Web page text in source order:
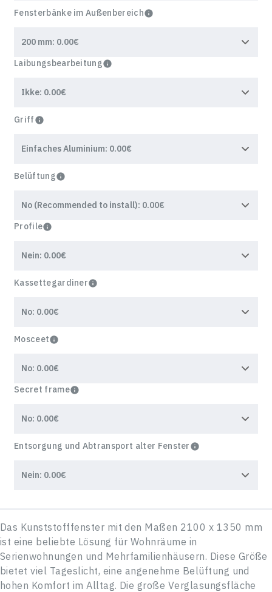
ANMELDEN
E-mail
NEUES PASSWORT
E-mail
Fensterbänke im Außenbereich
Laibungsbearbeitung
Griff
Belüftung
Profile
Kassettegardiner
Mosceet
Secret frame
Entsorgung und Abtransport alter Fenster
Das Kunststofffenster mit den Maßen 2100 x 1350 mm
ist eine beliebte Lösung für Wohnräume in
Serienwohnungen und Mehrfamilienhäusern. Diese Größe
bietet viel Tageslicht, eine angenehme Belüftung und
hohen Komfort im Alltag. Die große Verglasungsfläche
Und wir werden uns innerhalb von 1 Werktag mit Ihnen
Telefonnummer*
E-mail
Unser Manager wird sich innerhalb von 1 Werktag mit
Ihnen in Verbindung setzen.